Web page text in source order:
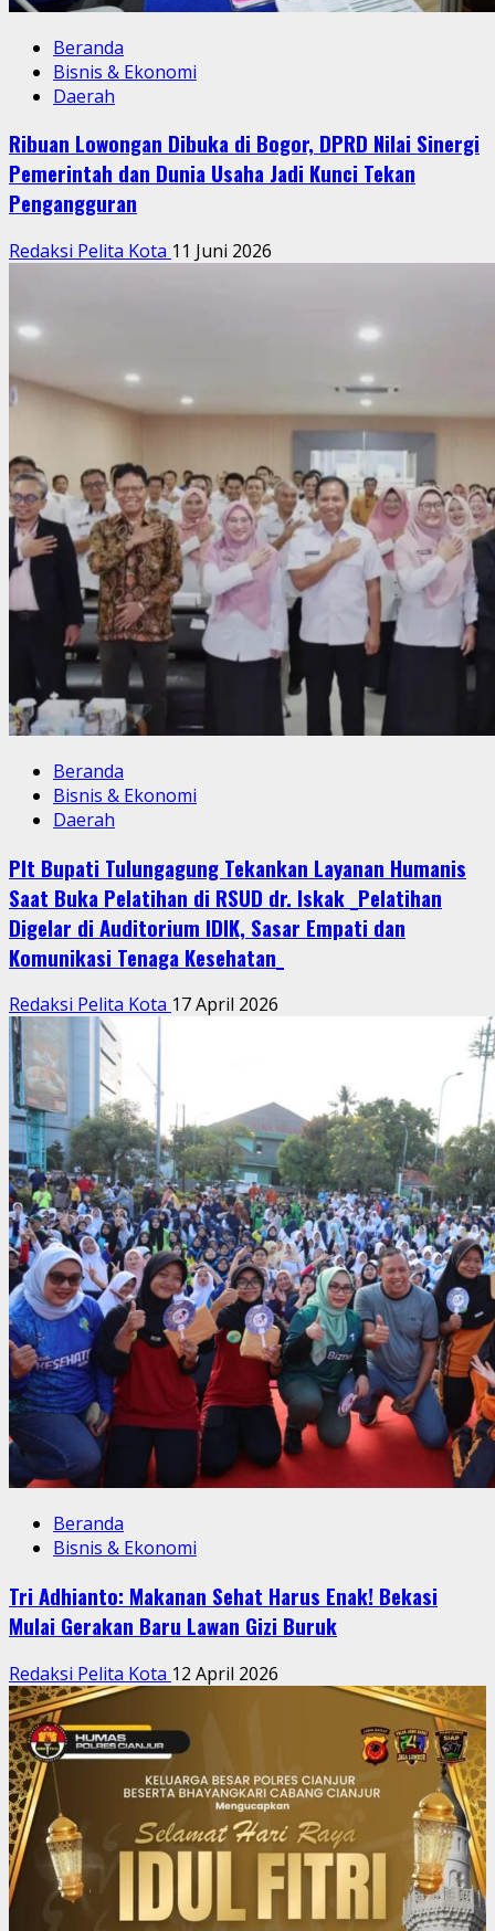
Beranda
Bisnis & Ekonomi
Daerah
Ribuan Lowongan Dibuka di Bogor, DPRD Nilai Sinergi
Pemerintah dan Dunia Usaha Jadi Kunci Tekan
Pengangguran
Redaksi Pelita Kota 11 Juni 2026
Beranda
Bisnis & Ekonomi
Daerah
Plt Bupati Tulungagung Tekankan Layanan Humanis
Saat Buka Pelatihan di RSUD dr. Iskak _Pelatihan
Digelar di Auditorium IDIK, Sasar Empati dan
Komunikasi Tenaga Kesehatan_
Redaksi Pelita Kota 17 April 2026
Beranda
Bisnis & Ekonomi
Tri Adhianto: Makanan Sehat Harus Enak! Bekasi
Mulai Gerakan Baru Lawan Gizi Buruk
Redaksi Pelita Kota 12 April 2026